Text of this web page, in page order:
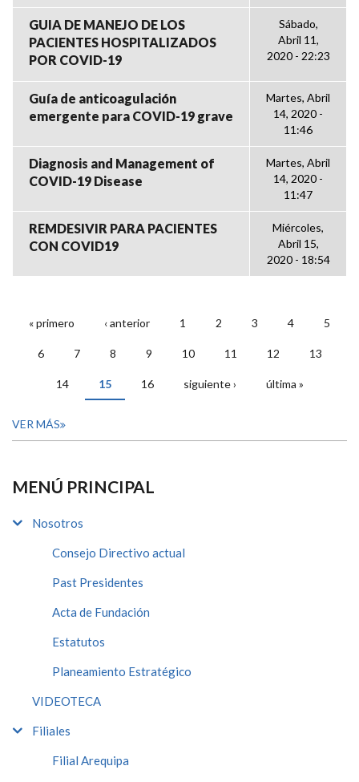
GUIA DE MANEJO DE LOS
PACIENTES HOSPITALIZADOS
POR COVID-19
Sábado,
Abril 11,
2020 - 22:23
Guía de anticoagulación
emergente para COVID-19 grave
Martes, Abril
14, 2020 -
11:46
Diagnosis and Management of
COVID-19 Disease
Martes, Abril
14, 2020 -
11:47
REMDESIVIR PARA PACIENTES
CON COVID19
Miércoles,
Abril 15,
2020 - 18:54
PÁGINAS
« primero ‹ anterior 1 2 3 4 5
6 7 8 9 10 11 12 13
14 15 16 siguiente › última »
VER MÁS
MENÚ PRINCIPAL
Nosotros
Consejo Directivo actual
Past Presidentes
Acta de Fundación
Estatutos
Planeamiento Estratégico
VIDEOTECA
Filiales
Filial Arequipa